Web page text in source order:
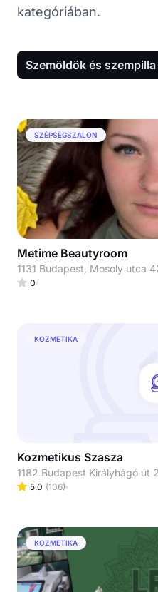
kategóriában.
Szemöldök és
SZÉPSÉGSZALON
Metime Beautyroom
1131 Budapest, Mosoly utca
0
KOZMETIKA
Kozmetikus Szasza
1182 Budapest Királyhágó út
5.0 (106)
KOZMETIKA